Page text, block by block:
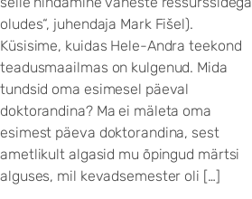
oludes“, juhendaja Mark Fišel).
Küsisime, kuidas Hele-Andra teekond
teadusmaailmas on kulgenud. Mida
tundsid oma esimesel päeval
doktorandina? Ma ei mäleta oma
esimest päeva doktorandina, sest
ametlikult algasid mu õpingud märtsi
alguses, mil kevadsemester oli […]